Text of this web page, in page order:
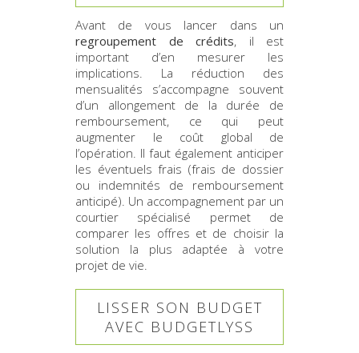
Avant de vous lancer dans un
regroupement de crédits, il est
important d’en mesurer les
implications. La réduction des
mensualités s’accompagne souvent
d’un allongement de la durée de
remboursement, ce qui peut
augmenter le coût global de
l’opération. Il faut également anticiper
les éventuels frais (frais de dossier
ou indemnités de remboursement
anticipé). Un accompagnement par un
courtier spécialisé permet de
comparer les offres et de choisir la
solution la plus adaptée à votre
projet de vie.
LISSER SON BUDGET
AVEC BUDGETLYSS